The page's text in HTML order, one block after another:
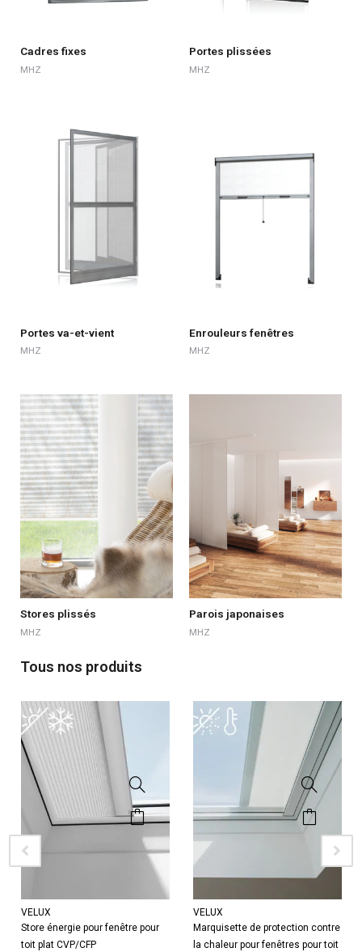
Cadres fixes
MHZ
Portes plissées
MHZ
Portes va-et-vient
MHZ
Enrouleurs fenêtres
MHZ
Stores plissés
MHZ
Parois japonaises
MHZ
Tous nos produits
VELUX
Store énergie pour fenêtre pour
toit plat CVP/CFP
VELUX
Marquisette de protection contre
la chaleur pour fenêtres pour toit